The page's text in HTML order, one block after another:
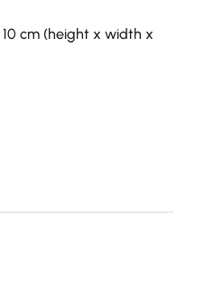
10 cm (height x width x